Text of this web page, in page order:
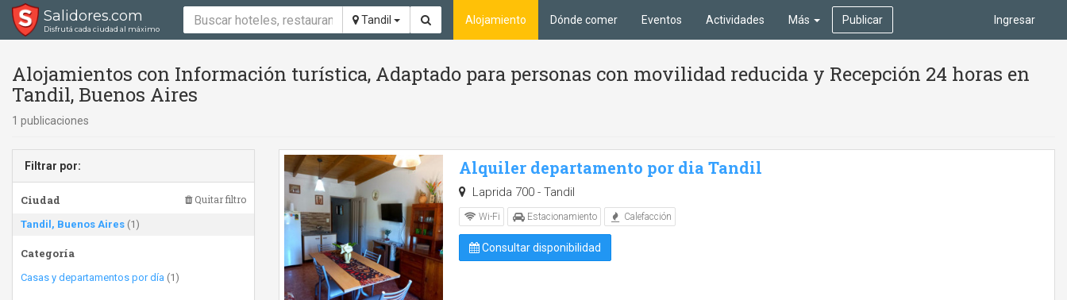
Salidores.com
Disfrutá cada ciudad al máximo
Tandil Ingresar
Alojamiento Dónde comer Eventos Actividades Más Publicar
Alojamientos con Información turística, Adaptado para personas con movilidad reducida y Recepción 24 horas en
Tandil, Buenos Aires
1 publicaciones
Filtrar por:
Ciudad Quitar filtro
Tandil, Buenos Aires (1)
Categoría
Casas y departamentos por día (1)
Alquiler departamento por dia Tandil
Laprida 700 - Tandil
Wi-Fi Estacionamiento Calefacción
Consultar disponibilidad